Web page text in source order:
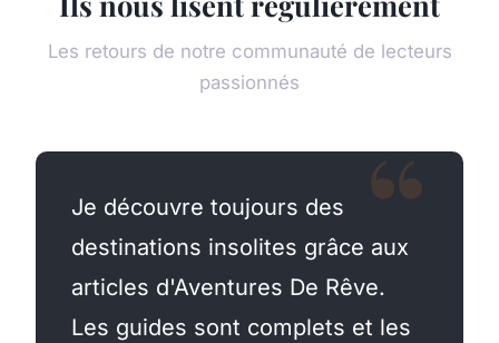
Les retours de notre communauté de lecteurs
passionnés
Je découvre toujours des
destinations insolites grâce aux
articles d'Aventures De Rêve.
Les guides sont complets et les